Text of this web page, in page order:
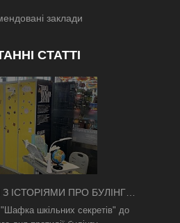
заклади
СТАТТІ
ІСТОРІЯМИ ПРО БУЛІНГ
В КИЄВІ
шкільних секретів" до